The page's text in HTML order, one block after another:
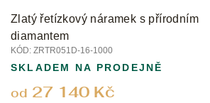
Zlatý řetízkový náramek s přírodním
diamantem
KÓD: ZRTR051D-16-1000
od 27 140 Kč
SKLADEM NA PRODEJNĚ